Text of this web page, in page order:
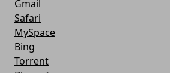
Gmail
Safari
MySpace
Bing
Torrent